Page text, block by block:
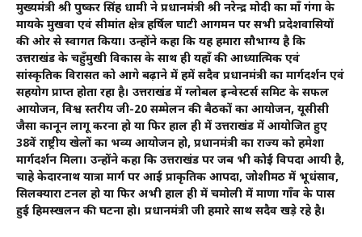
मुख्यमंत्री श्री पुष्कर सिंह धामी ने प्रधानमंत्री श्री नरेन्द्र मोदी का माँ गंगा के
मायके मुखवा एवं सीमांत क्षेत्र हर्षिल घाटी आगमन पर सभी प्रदेशवासियों
की ओर से स्वागत किया। उन्होंने कहा कि यह हमारा सौभाग्य है कि
उत्तराखंड के चहुँमुखी विकास के साथ ही यहाँ की आध्यात्मिक एवं
सांस्कृतिक विरासत को आगे बढ़ाने में हमें सदैव प्रधानमंत्री का मार्गदर्शन एवं
सहयोग प्राप्त होता रहा है। उत्तराखंड में ग्लोबल इन्वेस्टर्स समिट के सफल
आयोजन, विश्व स्तरीय जी-20 सम्मेलन की बैठकों का आयोजन, यूसीसी
जैसा कानून लागू करना हो या फिर हाल ही में उत्तराखंड में आयोजित हुए
38वें राष्ट्रीय खेलों का भव्य आयोजन हो, प्रधानमंत्री का राज्य को हमेशा
मार्गदर्शन मिला। उन्होंने कहा कि उत्तराखंड पर जब भी कोई विपदा आयी है,
चाहे केदारनाथ यात्रा मार्ग पर आई प्राकृतिक आपदा, जोशीमठ में भूधंसाव,
सिलक्यारा टनल हो या फिर अभी हाल ही में चमोली में माणा गाँव के पास
हुई हिमस्खलन की घटना हो। प्रधानमंत्री जी हमारे साथ सदैव खड़े रहे है।